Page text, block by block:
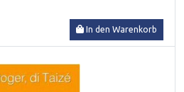
In den Warenkorb